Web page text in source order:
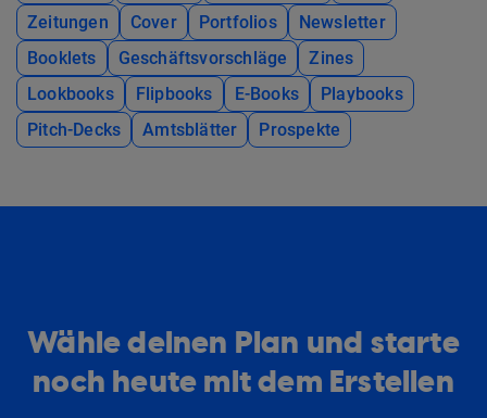
Zeitungen
Cover Portfolios
Newsletter
Booklets
Geschäftsvorschläge
Zines
Lookbooks
Flipbooks E-Books
Playbooks
Pitch-Decks
Amtsblätter Prospekte
Wähle deinen Plan und starte
noch heute mit dem Erstellen